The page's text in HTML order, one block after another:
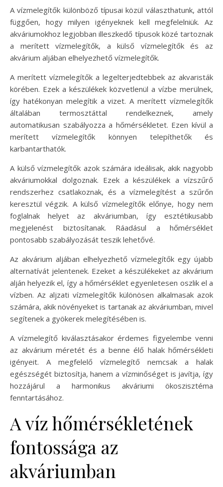
A vízmelegítők különböző típusai közül választhatunk, attól
függően, hogy milyen igényeknek kell megfelelniük. Az
akváriumokhoz legjobban illeszkedő típusok közé tartoznak
a merített vízmelegítők, a külső vízmelegítők és az
akvárium aljában elhelyezhető vízmelegítők.
A merített vízmelegítők a legelterjedtebbek az akvaristák
körében. Ezek a készülékek közvetlenül a vízbe merülnek,
így hatékonyan melegítik a vizet. A merített vízmelegítők
általában termosztáttal rendelkeznek, amely
automatikusan szabályozza a hőmérsékletet. Ezen kívül a
merített vízmelegítők könnyen telepíthetők és
karbantarthatók.
A külső vízmelegítők azok számára ideálisak, akik nagyobb
akváriumokkal dolgoznak. Ezek a készülékek a vízszűrő
rendszerhez csatlakoznak, és a vízmelegítést a szűrőn
keresztül végzik. A külső vízmelegítők előnye, hogy nem
foglalnak helyet az akváriumban, így esztétikusabb
megjelenést biztosítanak. Ráadásul a hőmérséklet
pontosabb szabályozását teszik lehetővé.
Az akvárium aljában elhelyezhető vízmelegítők egy újabb
alternatívát jelentenek. Ezeket a készülékeket az akvárium
alján helyezik el, így a hőmérséklet egyenletesen oszlik el a
vízben. Az aljzati vízmelegítők különösen alkalmasak azok
számára, akik növényeket is tartanak az akváriumban, mivel
segítenek a gyökerek melegítésében is.
A vízmelegítő kiválasztásakor érdemes figyelembe venni
az akvárium méretét és a benne élő halak hőmérsékleti
igényeit. A megfelelő vízmelegítő nemcsak a halak
egészségét biztosítja, hanem a vízminőséget is javítja, így
hozzájárul a harmonikus akváriumi ökoszisztéma
fenntartásához.
A víz hőmérsékletének
fontossága az
akváriumban